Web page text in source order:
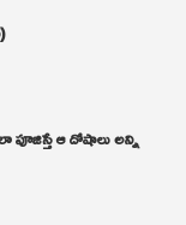
ఆ దోషాలు అన్ని